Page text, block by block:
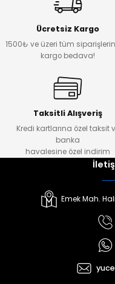
Ücretsiz Kargo
1500₺ ve üzeri tüm
kargo bedava!
Taksitli Alışveriş
Kredi kartlarına özel taksit
banka
havalesine özel indirim
Emek Mah.